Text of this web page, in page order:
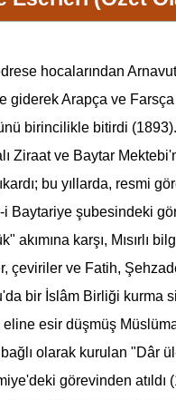
hocalarından
Arapça ve
birincilikle bitirdi
Ziraat ve Baytar Mektebi
bu yıllarda, resmi
Baytariye şubesindeki
karşı, Mısırlı
çeviriler ve Fatih,
bir İslâm Birliği kurma
esir düşmüş
olarak kurulan "Dâr
görevinden